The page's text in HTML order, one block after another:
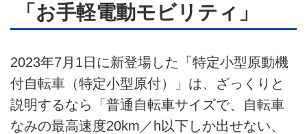
「お手軽電動モビリティ」
2023年7月1日に新登場した「特定小型原動機
付自転車（特定小型原付）」は、ざっくりと
説明するなら「普通自転車サイズで、自転車
なみの最高速度20km／h以下しか出せない、